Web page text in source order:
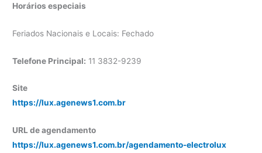
Horários especiais
Feriados Nacionais e Locais: Fechado
Telefone Principal: 11 3832-9239
Site
https://lux.agenews1.com.br
URL de agendamento
https://lux.agenews1.com.br/agendamento-electrolux